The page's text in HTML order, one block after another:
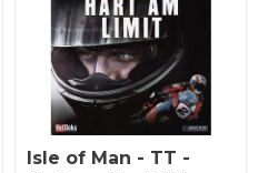
Isle of Man - TT -